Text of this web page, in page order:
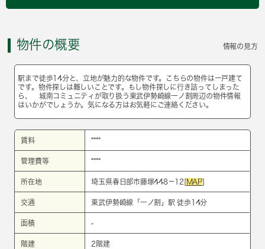
物件の概要 情報の見方
駅まで徒歩14分と、立地が魅力的な物件です。こちらの物件は一戸建て
です。物件探しは難しいことです。もし物件探しに行き詰ってしまった
ら、 城南コミュニティが取り扱う東武伊勢崎線一ノ割周辺の物件情報
はいかがでしょうか。気になる方はお気軽にご連絡ください。
賃料 ****
管理費等 ****
所在地 埼玉県春日部市藤塚448－12[ MAP]
交通 東武伊勢崎線 「 一ノ割 」駅 徒歩14分
面積 -
階建 2階建